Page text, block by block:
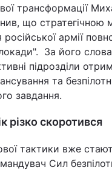
трансформації
що стратегічною
армії
За його
підрозділи
та
завдання.
різко скоротився
тактики вже
Сил